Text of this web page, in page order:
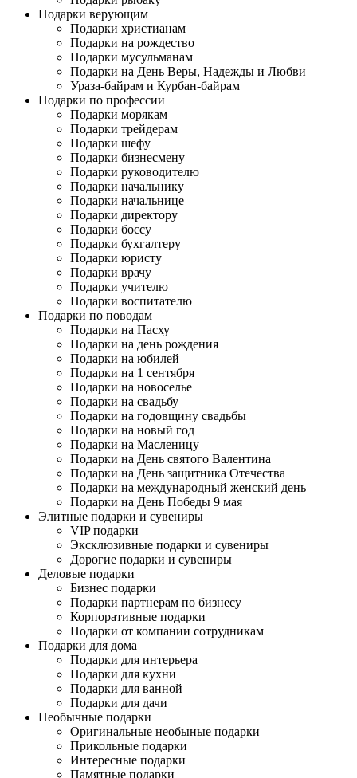
Подарки верующим
Подарки христианам
Подарки на рождество
Подарки мусульманам
Подарки на День Веры, Надежды и Любви
Ураза-байрам и Курбан-байрам
Подарки по профессии
Подарки морякам
Подарки трейдерам
Подарки шефу
Подарки бизнесмену
Подарки руководителю
Подарки начальнику
Подарки начальнице
Подарки директору
Подарки боссу
Подарки бухгалтеру
Подарки юристу
Подарки врачу
Подарки учителю
Подарки воспитателю
Подарки по поводам
Подарки на Пасху
Подарки на день рождения
Подарки на юбилей
Подарки на 1 сентября
Подарки на новоселье
Подарки на свадьбу
Подарки на годовщину свадьбы
Подарки на новый год
Подарки на Масленицу
Подарки на День святого Валентина
Подарки на День защитника Отечества
Подарки на международный женский день
Подарки на День Победы 9 мая
Элитные подарки и сувениры
VIP подарки
Эксклюзивные подарки и сувениры
Дорогие подарки и сувениры
Деловые подарки
Бизнес подарки
Подарки партнерам по бизнесу
Корпоративные подарки
Подарки от компании сотрудникам
Подарки для дома
Подарки для интерьера
Подарки для кухни
Подарки для ванной
Подарки для дачи
Необычные подарки
Оригинальные необыные подарки
Прикольные подарки
Интересные подарки
Памятные подарки